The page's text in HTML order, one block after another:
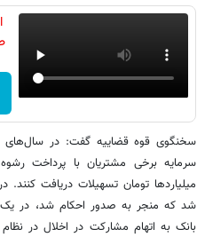
سرمایه برخی مشتریان با پرداخت
میلیاردها تومان تسهیلات دریافت
شد که منجر به صدور احکام شد، در یک